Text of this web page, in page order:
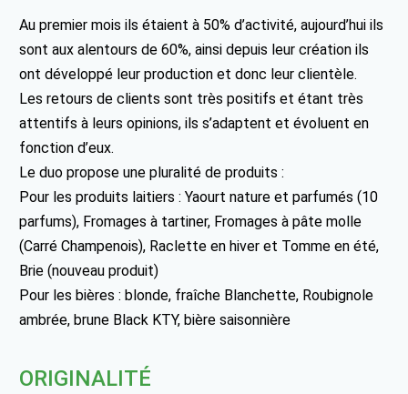
Au premier mois ils étaient à 50% d’activité, aujourd’hui ils
sont aux alentours de 60%, ainsi depuis leur création ils
ont développé leur production et donc leur clientèle.
Les retours de clients sont très positifs et étant très
attentifs à leurs opinions, ils s’adaptent et évoluent en
fonction d’eux.
Le duo propose une pluralité de produits :
Pour les produits laitiers : Yaourt nature et parfumés (10
parfums), Fromages à tartiner, Fromages à pâte molle
(Carré Champenois), Raclette en hiver et Tomme en été,
Brie (nouveau produit)
Pour les bières : blonde, fraîche Blanchette, Roubignole
ambrée, brune Black KTY, bière saisonnière
ORIGINALITÉ